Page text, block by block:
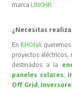
marca LINCHR
¿Necesitas
En RHONA
proyectos eléctricos,
destinados a la
paneles solares
Off Grid